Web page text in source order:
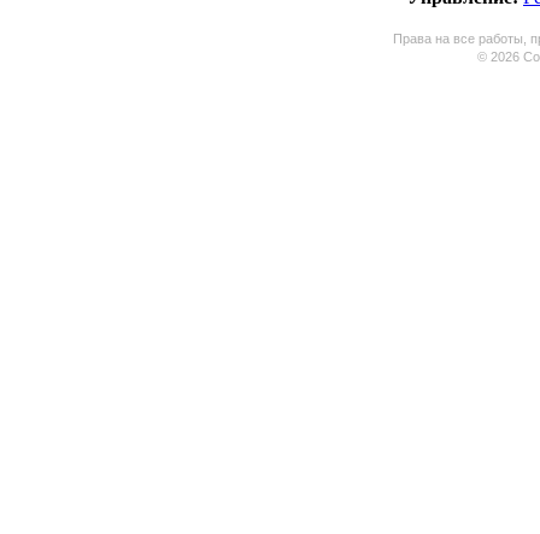
Права на все работы,
© 2026